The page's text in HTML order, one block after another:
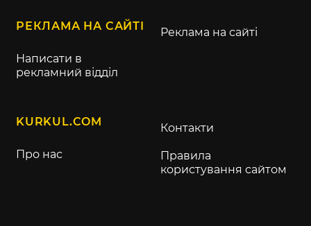
РЕКЛАМА НА САЙТІ
Написати в
рекламний відділ
Реклама на сайті
KURKUL.COM
Про нас
Контакти
Правила
користування сайтом